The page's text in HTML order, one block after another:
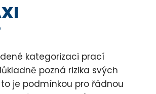
kategorizaci prací
pozná rizika svých
je podmínkou pro řádnou